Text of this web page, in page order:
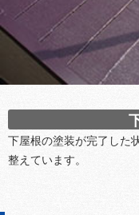
下屋根の塗装が完了した
整えています。